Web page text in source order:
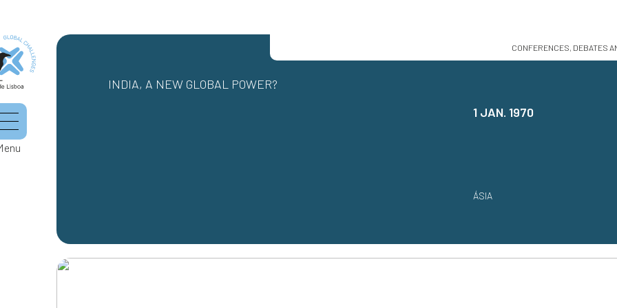
CONFERENCES, DEBATES
INDIA, A NEW GLOBAL POWER?
1 JAN. 1970
ÁSIA